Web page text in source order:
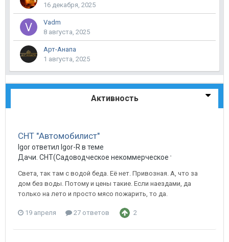
16 декабря, 2025
Vadm
8 августа, 2025
Арт-Анапа
1 августа, 2025
Активность
СНТ "Автомобилист"
Igor ответил Igor-R в теме
Дачи. СНТ(Садоводческое некоммерческое товарищество)
Света, так там с водой беда. Её нет. Привозная. А, что за
дом без воды. Потому и цены такие. Если наездами, да
только на лето и просто мясо пожарить, то да.
19 апреля 27 ответов 2